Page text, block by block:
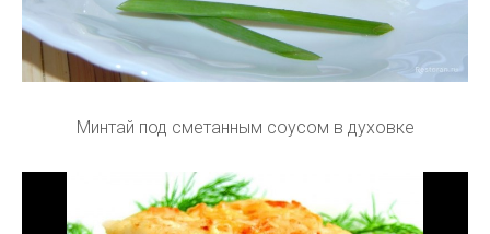
Минтай под сметанным соусом в духовке